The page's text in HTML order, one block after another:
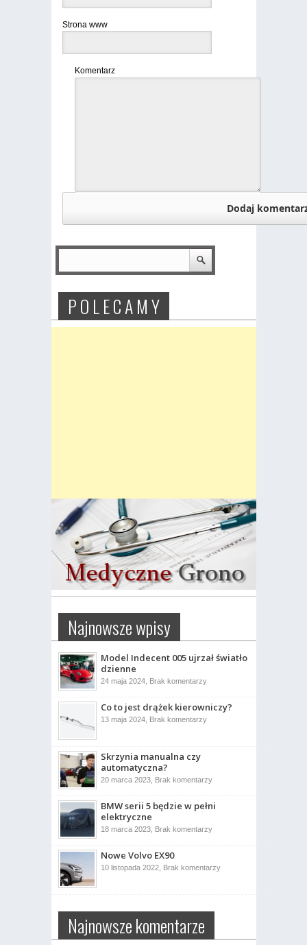
Strona www
Komentarz
P O L E C A M Y
Najnowsze wpisy
Model Indecent 005 ujrzał światło
dzienne
24 maja 2024, Brak komentarzydo
005
ujrzał
światło
Co to jest drążek kierowniczy?
13 maja 2024, Brak komentarzydo
Skrzynia manualna czy
automatyczna?
20 marca 2023, Brak komentarzydo
czy
automatyczna?
BMW serii 5 będzie w pełni
elektryczne
18 marca 2023, Brak komentarzydo
w
Nowe Volvo EX90
10 listopada 2022, Brak komentarzydo
Najnowsze komentarze